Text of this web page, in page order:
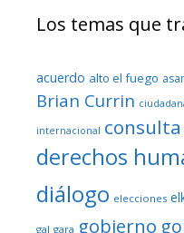
Los temas que
acuerdo alto el fuego
Brian Currin
internacional consulta
derechos
diálogo elecciones
gal gara gobierno